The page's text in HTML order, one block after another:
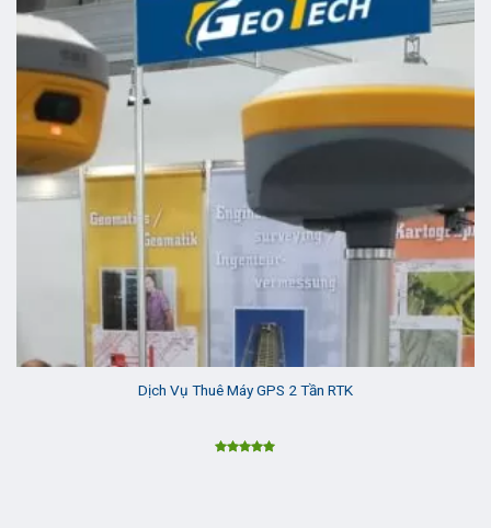
Dịch Vụ Thuê Máy GPS 2 Tần RTK